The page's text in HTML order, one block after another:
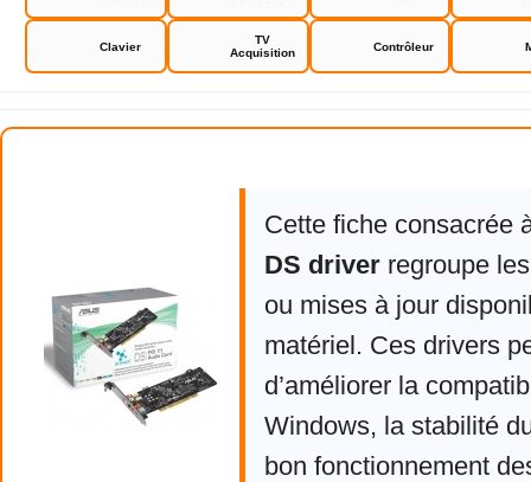
Clavier
TV
Acquisition
Contrôleur
Asus Xonar DS driver
Cette fiche consacrée
DS driver regroupe
ou mises à jour
matériel. Ces drivers
d’améliorer la
Windows, la stabilité
bon fonctionnement